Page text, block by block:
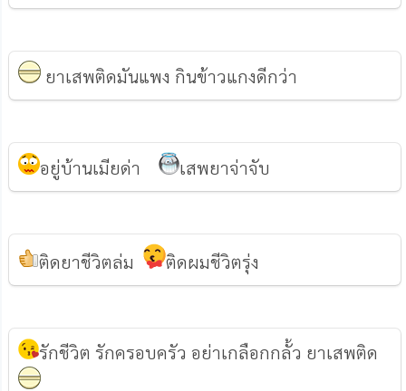
ยาเสพติดมันแพง กินข้าวแกงดีกว่า
อยู่บ้านเมียด่า เสพยาจ่าจับ
ติดยาชีวิตล่ม ติดผมชีวิตรุ่ง
รักชีวิต รักครอบครัว อย่าเกลือกกลั้ว ยาเสพติด